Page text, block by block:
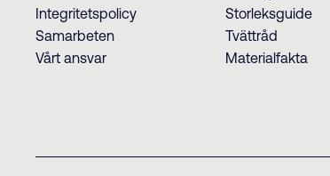
Integritetspolicy
Samarbeten
Vårt ansvar
Storleksguide
Tvättråd
Materialfakta